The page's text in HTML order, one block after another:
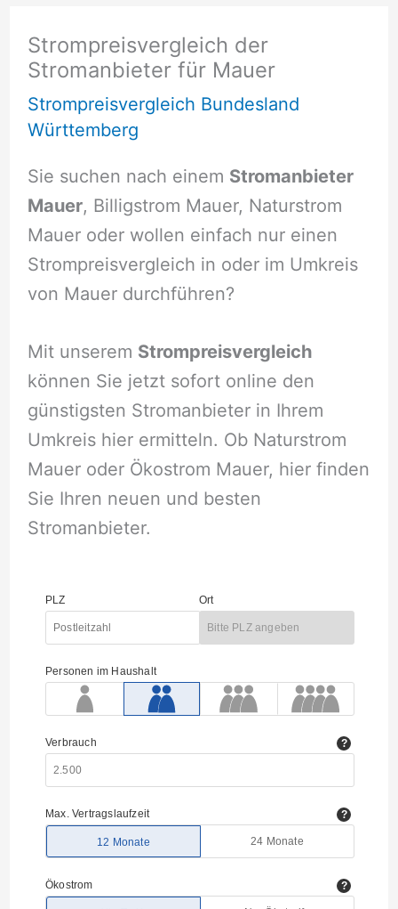
Strompreisvergleich der
Stromanbieter für Mauer
Strompreisvergleich Bundesland
Württemberg
Sie suchen nach einem Stromanbieter
Mauer, Billigstrom Mauer, Naturstrom
Mauer oder wollen einfach nur einen
Strompreisvergleich in oder im Umkreis
von Mauer durchführen?
Mit unserem Strompreisvergleich
können Sie jetzt sofort online den
günstigsten Stromanbieter in Ihrem
Umkreis hier ermitteln. Ob Naturstrom
Mauer oder Ökostrom Mauer, hier finden
Sie Ihren neuen und besten
Stromanbieter.